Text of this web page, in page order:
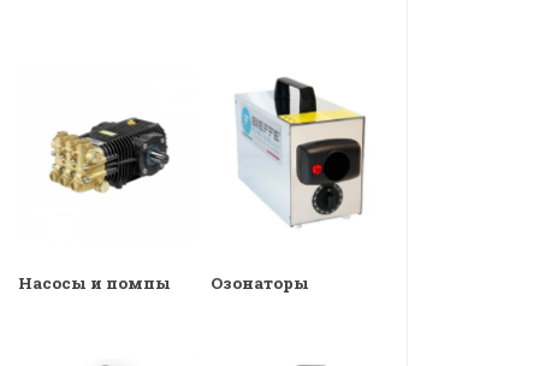
Насосы и помпы Озонаторы